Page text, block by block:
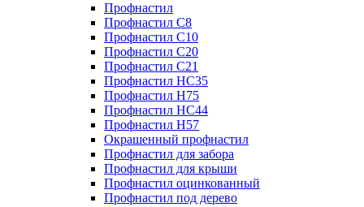
Профнастил
Профнастил С8
Профнастил С10
Профнастил С20
Профнастил С21
Профнастил НС35
Профнастил Н75
Профнастил HC44
Профнастил Н57
Окрашенный профнастил
Профнастил для забора
Профнастил для крыши
Профнастил оцинкованный
Профнастил под дерево